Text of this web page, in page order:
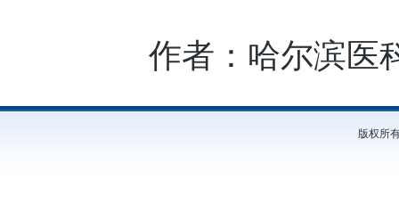
作者：哈尔滨医
版权所